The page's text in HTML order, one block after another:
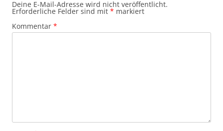
Deine E-Mail-Adresse wird nicht veröffentlicht.
Erforderliche Felder sind mit * markiert
Kommentar *